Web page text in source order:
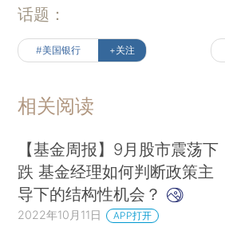
话题：
#美国银行 +关注
相关阅读
【基金周报】9月股市震荡下
跌 基金经理如何判断政策主
导下的结构性机会？
2022年10月11日 APP打开